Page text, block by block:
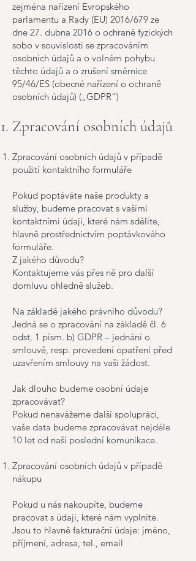
zejména nařízení Evropského
parlamentu a Rady (EU) 2016/679 ze
dne 27. dubna 2016 o ochraně fyzických
sobo v souvislosti se zpracováním
osobních údajů a o volném pohybu
těchto údajů a o zrušení směrnice
95/46/ES (obecné nařízení o ochraně
osobních údajů) („GDPR“)
Zpracování osobních údajů
Zpracování osobních údajů v případě
použití kontaktního formuláře
Pokud poptáváte naše produkty a
služby, budeme pracovat s vašimi
kontaktními údaji, které nám sdělíte,
hlavně prostřednictvím poptávkového
formuláře.
Z jakého důvodu?
Kontaktujeme vás přes ně pro další
domluvu ohledně služeb.
Na základě jakého právního důvodu?
Jedná se o zpracování na základě čl. 6
odst. 1 písm. b) GDPR – jednání o
smlouvě, resp. provedení opatření před
uzavřením smlouvy na vaši žádost.
Jak dlouho budeme osobní údaje
zpracovávat?
Pokud nenavážeme další spolupráci,
vaše data budeme zpracovávat nejdéle
10 let od naší poslední komunikace.
Zpracování osobních údajů v případě
nákupu
Pokud u nás nakoupíte, budeme
pracovat s údaji, které nám vyplníte.
Jsou to hlavně fakturační údaje: jméno,
příjmení, adresa, tel., email